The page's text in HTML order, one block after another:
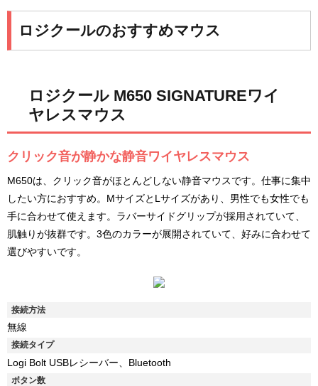
ロジクールのおすすめマウス
ロジクール M650 SIGNATUREワイ
ヤレスマウス
クリック音が静かな静音ワイヤレスマウス
M650は、クリック音がほとんどしない静音マウスです。仕事に集中
したい方におすすめ。MサイズとLサイズがあり、男性でも女性でも
手に合わせて使えます。ラバーサイドグリップが採用されていて、
肌触りが抜群です。3色のカラーが展開されていて、好みに合わせて
選びやすいです。
接続方法
無線
接続タイプ
Logi Bolt USBレシーバー、Bluetooth
ボタン数